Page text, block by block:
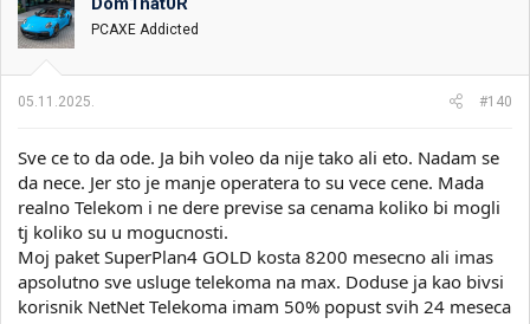
v
a
n
:
PCAXE Addicted
05.11.2025. #140
Sve ce to da ode. Ja bih voleo da nije tako ali eto. Nadam se
da nece. Jer sto je manje operatera to su vece cene. Mada
realno Telekom i ne dere previse sa cenama koliko bi mogli
tj koliko su u mogucnosti.
Moj paket SuperPlan4 GOLD kosta 8200 mesecno ali imas
apsolutno sve usluge telekoma na max. Doduse ja kao bivsi
korisnik NetNet Telekoma imam 50% popust svih 24 meseca